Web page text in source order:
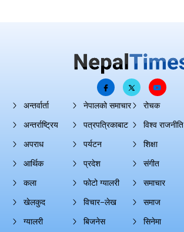
अन्तर्वार्ता
अन्तर्राष्ट्रिय
अपराध
आर्थिक
कला
खेलकुद
ग्यालरी
नेपालको समाचार
पत्रपत्रिकाबाट
पर्यटन
प्रदेश
फोटो ग्यालरी
विचार–लेख
बिजनेस
रोचक
विश्व राजनीति
शिक्षा
संगीत
समाचार
समाज
सिनेमा